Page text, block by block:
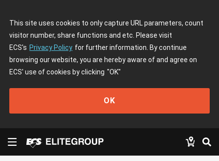
This site uses cookies to only capture URL parameters, count
visitor number, share functions and etc. Please visit
ECS's Privacy Policy for further information. By continue
browsing our website, you are hereby aware of and agree on
ECS' use of cookies by clicking "OK"
OK